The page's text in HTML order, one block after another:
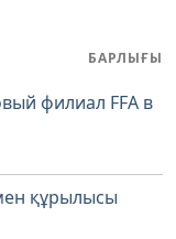
БАРЛЫҒЫ
филиал FFA в
құрылысы